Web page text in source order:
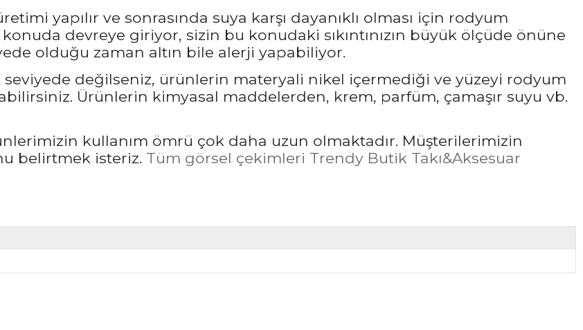
yapılır ve sonrasında suya karşı dayanıklı olması için rodyum
devreye giriyor, sizin bu konudaki sıkıntınızın büyük ölçüde önüne
olduğu zaman altın bile alerji yapabiliyor.
seviyede değilseniz, ürünlerin materyali nikel içermediği ve yüzeyi rodyum
Ürünlerin kimyasal maddelerden, krem, parfüm, çamaşır suyu vb.
kullanım ömrü çok daha uzun olmaktadır. Müşterilerimizin
belirtmek isteriz. Tüm görsel çekimleri Trendy Butik Takı&Aksesuar